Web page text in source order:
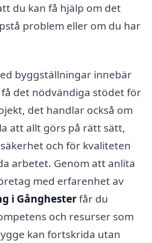
du kan få hjälp om det
problem eller om du har
byggställningar innebär
det nödvändiga stödet för
det handlar också om
att allt görs på rätt sätt,
och för kvaliteten
arbetet. Genom att anlita
med erfarenhet av
i Gånghesterfår du
och resurser som
kan fortskrida utan